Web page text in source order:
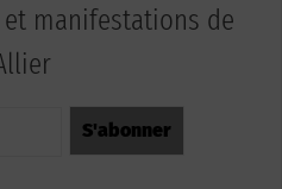
manifestations de